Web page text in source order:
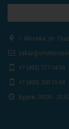
г. Москва, ул.
+7 (495) 777-14-94
+7 (800) 200-15-94
Будни: 09:00 -